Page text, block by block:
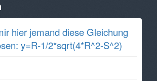
hier jemand diese Gleichung
y=R-1/2*sqrt(4*R^2-S^2)